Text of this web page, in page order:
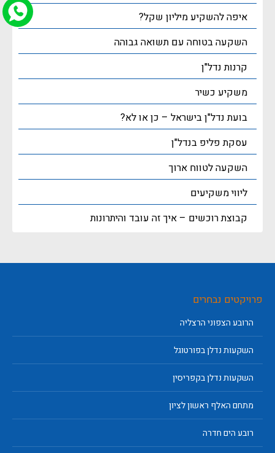
איפה להשקיע מיליון שקל?
השקעה בטוחה עם תשואה גבוהה
קרנות נדל"ן
משקיע כשיר
בועת נדל"ן בישראל – כן או לא?
עסקת פליפ בנדל"ן
השקעה לטווח ארוך
ליווי משקיעים
קבוצת רוכשים – איך זה עובד והיתרונות
פרויקטים נבחרים
הרובע הצפוני הרצליה
השקעות נדלן בפורטוגל
השקעות נדלן בקפריסין
מתחם האלף ראשון לציון
רובע הים חדרה